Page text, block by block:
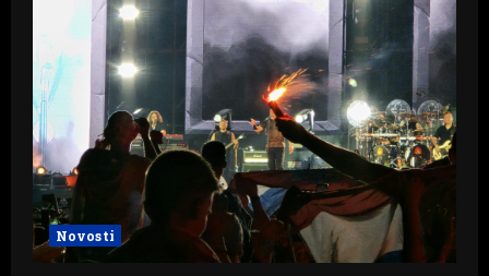
Novosti